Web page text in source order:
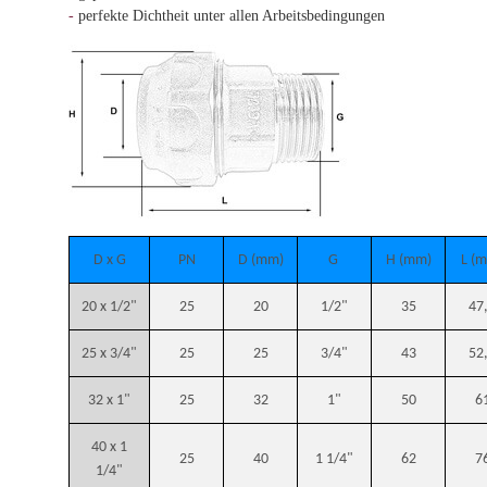
- perfekte Dichtheit unter allen Arbeitsbedingungen
D x G PN D (mm) G H (mm) L
20 x 1/2" 25 20 1/2" 35
25 x 3/4" 25 25 3/4" 43
32 x 1" 25 32 1" 50
40 x 1
1/4"
25 40 1 1/4" 62